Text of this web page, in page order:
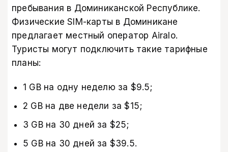
пребывания в Доминиканской Республике.
Физические SIM-карты в Доминикане
предлагает местный оператор Airalo.
Туристы могут подключить такие тарифные
планы:
1 GB на одну неделю за $9.5;
2 GB на две недели за $15;
3 GB на 30 дней за $25;
5 GB на 30 дней за $39.5.